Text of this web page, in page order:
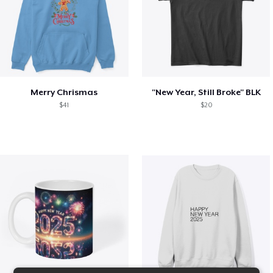
Merry Chrismas
$41
"New Year, Still Broke" BLK
$20